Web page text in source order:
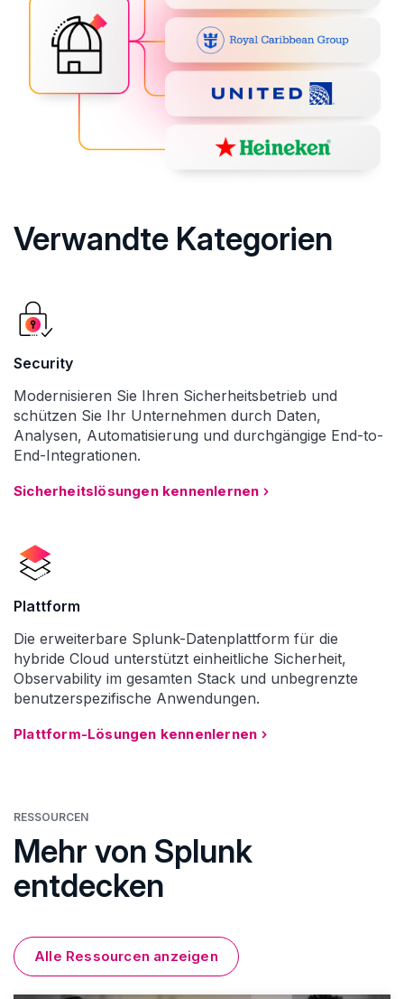
Verwandte Kategorien
Security
Modernisieren Sie Ihren Sicherheitsbetrieb und
schützen Sie Ihr Unternehmen durch Daten,
Analysen, Automatisierung und durchgängige End-to-
End-Integrationen.
Sicherheitslösungen kennenlernen
Plattform
Die erweiterbare Splunk-Datenplattform für die
hybride Cloud unterstützt einheitliche Sicherheit,
Observability im gesamten Stack und unbegrenzte
benutzerspezifische Anwendungen.
Plattform-Lösungen kennenlernen
RESSOURCEN
Mehr von Splunk
entdecken
Alle Ressourcen anzeigen